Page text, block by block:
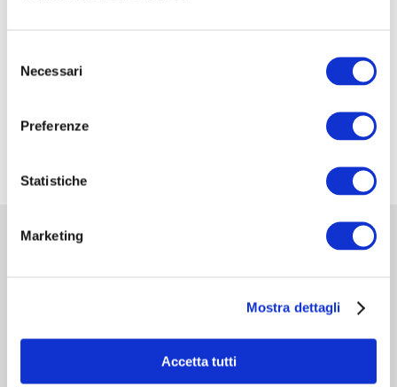
delNecessari
Preferenze
Statistiche
Marketing
Mostra dettagli
Accetta tutti
HERNIAMESH® S.r.l.